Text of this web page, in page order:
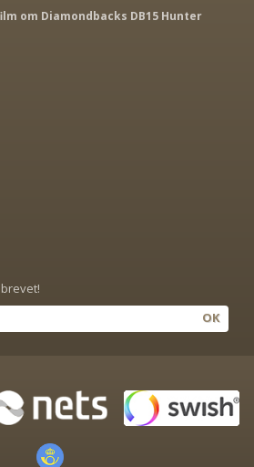
om Diamondbacks DB15 Hunter
OK